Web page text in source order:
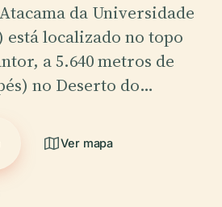
da Universidade
está localizado no topo
a 5.640 metros de
no Deserto do…
Ver mapa